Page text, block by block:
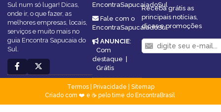
Sul num só lugar! Dicas,
onde ir, o que fazer, as
melhores empresas, locais,
serviços e muito mais no
guia Encontra Sapucaia do
Sul.
EncontraSapucaiadoSul
Fale com o
EncontraSapucaiadoSul
ANUNCIE:
Com
destaque |
Grátis
Receba grátis as
principais notícias,
dicas e promoções
Termos| Privacidade
Sitemap
Criado com ❤️ e ☕ pelo time do EncontraBrasil